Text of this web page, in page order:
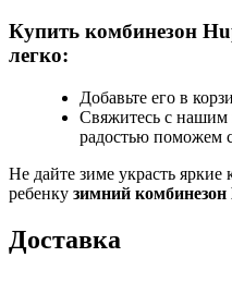
Купить комбинезон
легко:
Добавьте его в
Свяжитесь с
радостью поможем
Не дайте зиме украсть яркие
ребенку зимний комбинезон
Доставка